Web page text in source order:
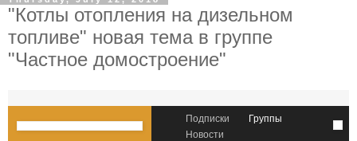
"Котлы отопления на дизельном
топливе" новая тема в группе
"Частное домостроение"
Подписки
Группы
Новости